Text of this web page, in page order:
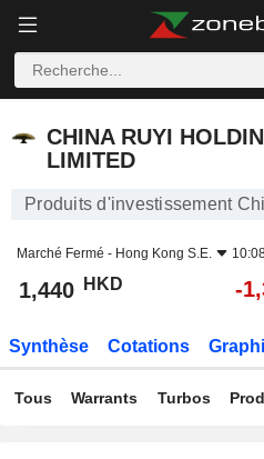
CHINA RUYI
LIMITED
Produits d'investissement
Marché Fermé - Hong Kong S.E.
1,440 HKD -
Synthèse Cotations
Tous Warrants Turbos